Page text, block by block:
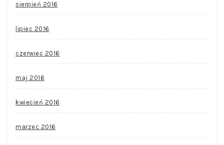
sierpień 2016
lipiec 2016
czerwiec 2016
maj 2016
kwiecień 2016
marzec 2016